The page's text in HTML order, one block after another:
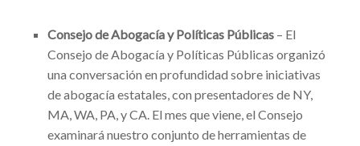
Consejo de Abogacía y Políticas Públicas – El
Consejo de Abogacía y Políticas Públicas organizó
una conversación en profundidad sobre iniciativas
de abogacía estatales, con presentadores de NY,
MA, WA, PA, y CA. El mes que viene, el Consejo
examinará nuestro conjunto de herramientas de